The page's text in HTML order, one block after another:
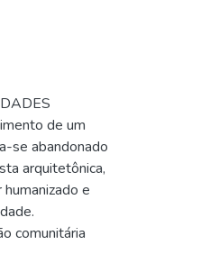
de um
se abandonado
arquitetônica,
e
comunitária